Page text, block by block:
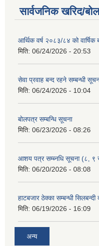
सार्वजनिक खरिद/
आर्थिक वर्ष २०८३/८४ को
मिति: 06/24/2026 - 20:53
सेवा प्रवाह बन्द रहने सम्बन्धी
मिति: 06/24/2026 - 10:04
बोलपत्र सम्बन्धि सूचना
मिति: 06/23/2026 - 08:26
आशय पत्र सम्ब्नधि सूचना (८, ९
मिति: 06/20/2026 - 08:08
हाटबजार ठेक्का सम्बन्धी
मिति: 06/19/2026 - 16:09
अन्य